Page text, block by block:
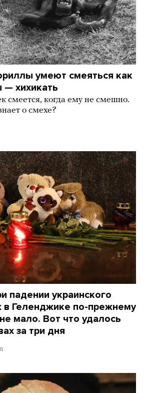
умеют смеяться как
хихикать
смеется, когда ему не смешно.
о смехе?
падении украинского
в Геленджике по-прежнему
мало. Вот что удалось
за три дня